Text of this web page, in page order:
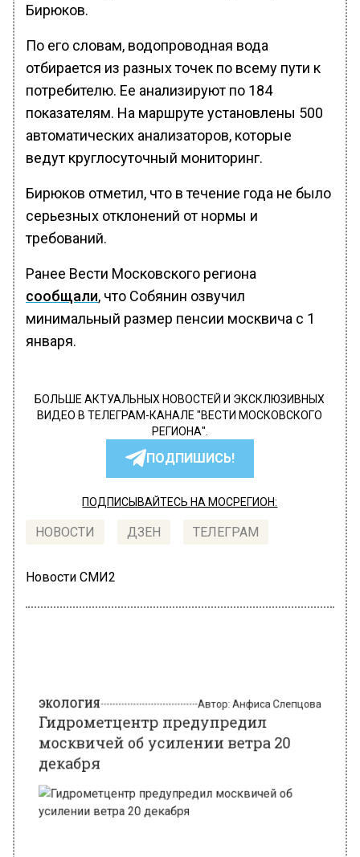
Бирюков.
По его словам, водопроводная вода
отбирается из разных точек по всему пути к
потребителю. Ее анализируют по 184
показателям. На маршруте установлены 500
автоматических анализаторов, которые
ведут круглосуточный мониторинг.
Бирюков отметил, что в течение года не было
серьезных отклонений от нормы и
требований.
Ранее Вести Московского региона
сообщали, что Собянин озвучил
минимальный размер пенсии москвича с 1
января.
БОЛЬШЕ АКТУАЛЬНЫХ НОВОСТЕЙ И ЭКСКЛЮЗИВНЫХ
ВИДЕО В ТЕЛЕГРАМ-КАНАЛЕ "ВЕСТИ МОСКОВСКОГО
РЕГИОНА".
ПОДПИШИСЬ!
ПОДПИСЫВАЙТЕСЬ НА МОСРЕГИОН:
НОВОСТИ ДЗЕН ТЕЛЕГРАМ
Новости СМИ2
москвичей об усилении ветра 20
декабря